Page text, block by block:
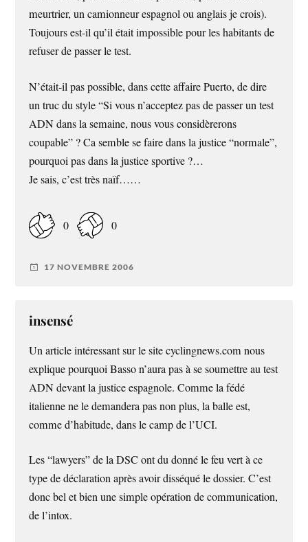
meurtrier, un camionneur espagnol ou anglais je crois).
Toujours est-il qu’il était impossible pour les habitants de
refuser de passer le test.
N’était-il pas possible, dans cette affaire Puerto, de dire
un truc du style “Si vous n’acceptez pas de passer un test
ADN dans la semaine, nous vous considèrerons
coupable” ? Ca semble se faire dans la justice “normale”,
pourquoi pas dans la justice sportive ?…
Je sais, c’est très naïf……
0 0
17 NOVEMBRE 2006
insensé
Un article intéressant sur le site cyclingnews.com nous
explique pourquoi Basso n’aura pas à se soumettre au test
ADN devant la justice espagnole. Comme la fédé
italienne ne le demandera pas non plus, la balle est,
comme d’habitude, dans le camp de l’UCI.
Les “lawyers” de la DSC ont du donné le feu vert à ce
type de déclaration après avoir disséqué le dossier. C’est
donc bel et bien une simple opération de communication,
de l’intox.